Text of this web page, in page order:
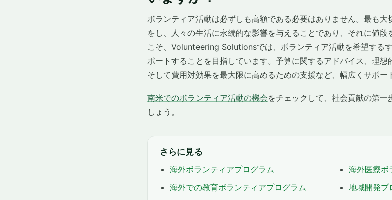
ボランティア活動は必ずしも高額である必要はありません。最も
をし、人々の生活に永続的な影響を与えることであり、それに値
こそ、Volunteering Solutionsでは、ボランティア活動を希望する
ポートすることを目指しています。予算に関するアドバイス、理想
そして費用対効果を最大限に高めるための支援など、幅広くサポー
南米でのボランティア活動の機会をチェックして、社会貢献の第
しょう。
さらに見る
海外ボランティアプログラム
海外での教育ボランティアプログラム
海外医療ボ
地域開発プ